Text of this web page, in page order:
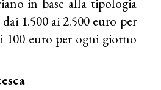
in base alla tipologia
1.500 ai 2.500 euro per
100 euro per ogni giorno